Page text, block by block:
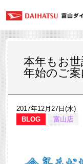
本年もお
年始のご案
2017年12月27日(水)
BLOG
富山店